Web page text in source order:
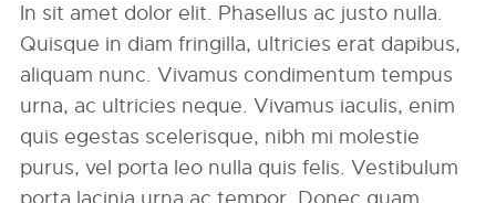
In sit amet dolor elit. Phasellus ac justo nulla.
Quisque in diam fringilla, ultricies erat dapibus,
aliquam nunc. Vivamus condimentum tempus
urna, ac ultricies neque. Vivamus iaculis, enim
quis egestas scelerisque, nibh mi molestie
purus, vel porta leo nulla quis felis. Vestibulum